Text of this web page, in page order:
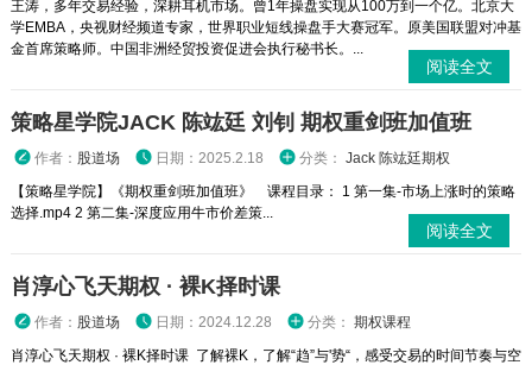
王涛，多年交易经验，深耕耳机市场。曾1年操盘实现从100万到一个亿。北京大
学EMBA，央视财经频道专家，世界职业短线操盘手大赛冠军。原美国联盟对冲基
金首席策略师。中国非洲经贸投资促进会执行秘书长。...
阅读全文
策略星学院JACK 陈竑廷 刘钊 期权重剑班加值班
作者： 股道场 日期：2025.2.18 分类： Jack 陈竑廷期权
【策略星学院】《期权重剑班加值班》 课程目录： 1 第一集-市场上涨时的策略
选择.mp4 2 第二集-深度应用牛市价差策...
阅读全文
肖淳心飞天期权 · 裸K择时课
作者： 股道场 日期：2024.12.28 分类： 期权课程
肖淳心飞天期权 · 裸K择时课 了解裸K，了解“趋”与'势“，感受交易的时间节奏与空